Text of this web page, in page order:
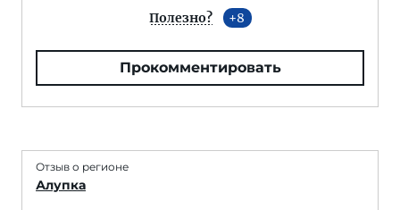
Полезно? 8
Прокомментировать
Отзыв о регионе
Алупка